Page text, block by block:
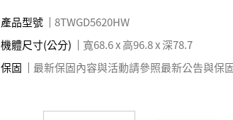
產品型號
8TWGD5620HW
機體尺寸(公分)
寬68.6 x 高96.8 x 深78.7
保固
最新保固內容與活動請參照最新公告與保